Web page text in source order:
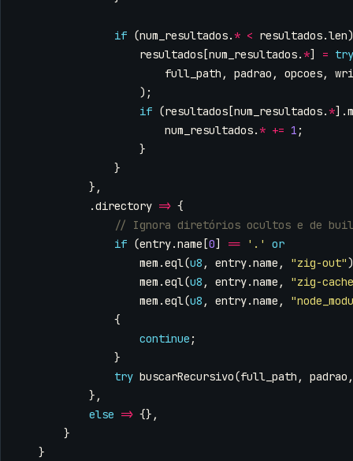
if (num_resultados. * < resultados.len)
resultados [num_resultados. *] = try
full_path , padrao , opcoes,
);
if (resultados [num_resultados. *].
num_resultados. * += 1 ;
}
}
},
.directory => {
if (entry.name [0] == '.'
or
mem .eql(u8 , entry.name , "zig-out")
mem .eql(u8 , entry.name ,
"zig-
mem .eql(u8 , entry.name ,
{
continue ;
}
try buscarRecursivo(full_path , padrao ,
},
else => {},
}
}